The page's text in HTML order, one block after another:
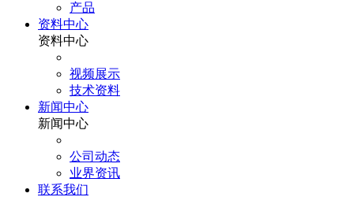
产品
资料中心
资料中心
视频展示
技术资料
新闻中心
新闻中心
公司动态
业界资讯
联系我们